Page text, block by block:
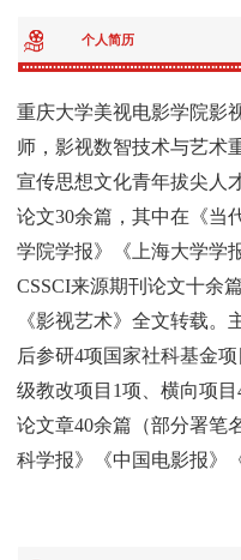
个人简历
重庆大学美视电影学院影
师，影视数智技术与艺术
宣传思想文化青年拔尖人
论文30余篇，其中在《当
学院学报》《上海大学学
CSSCI来源期刊论文十余
《影视艺术》全文转载
后参研4项国家社科基金
级教改项目1项、横向项
论文章40余篇（部分署笔
科学报》《中国电影报》